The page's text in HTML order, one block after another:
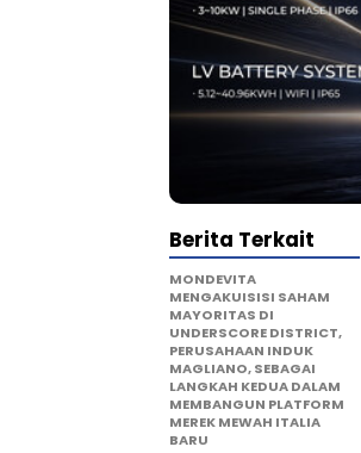
Berita Terkait
MONDEVITA
MENGAKUISISI SAHAM
MAYORITAS DI
UNDERSCORE DISTRICT,
PERUSAHAAN INDUK
MAGLIANO, SEBAGAI
LANGKAH KEDUA DALAM
MEMBANGUN PLATFORM
MEREK MEWAH ITALIA
BARU